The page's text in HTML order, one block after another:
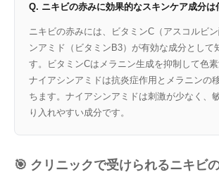
Q. ニキビの赤みに効果的なスキンケア成分は
ニキビの赤みには、ビタミンC（アスコルビ
ンアミド（ビタミンB3）が有効な成分として
す。ビタミンCはメラニン生成を抑制して色素
ナイアシンアミドは抗炎症作用とメラニンの
ちます。ナイアシンアミドは刺激が少なく、
り入れやすい成分です。
🎯 クリニックで受けられるニキビ